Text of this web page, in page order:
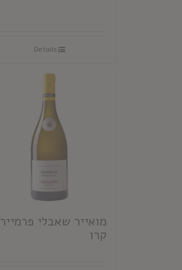
Details
מואייר שאבלי פרמייר
קרו